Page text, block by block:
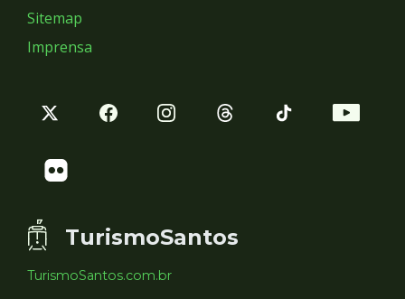
Sitemap
Imprensa
TurismoSantos
TurismoSantos.com.br